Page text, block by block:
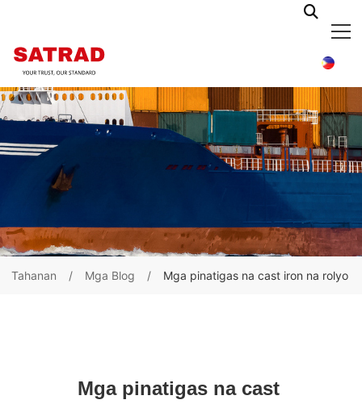
Tahanan Mga Blog Mga pinatigas na cast iron na rolyo
Mga pinatigas na cast